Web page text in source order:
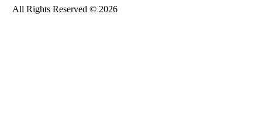
All Rights Reserved © 2026